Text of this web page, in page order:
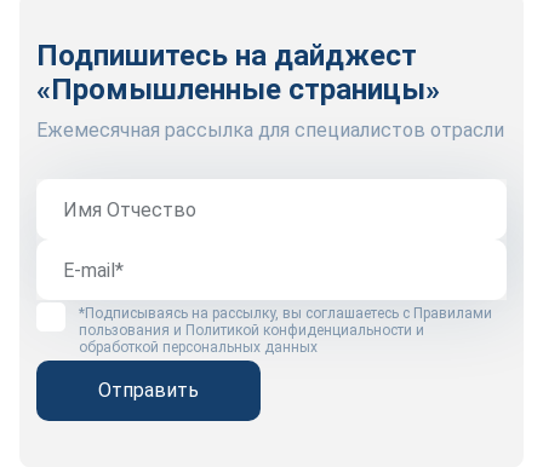
Подпишитесь на дайджест
«Промышленные страницы»
Ежемесячная рассылка для специалистов отрасли
*Подписываясь на рассылку, вы соглашаетесь с Правилами
пользования и Политикой конфиденциальности и
обработкой персональных данных
Отправить